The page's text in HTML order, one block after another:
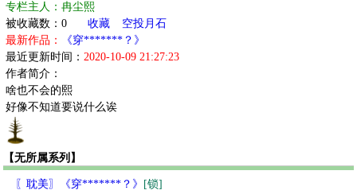
专栏主人：冉尘熙
被收藏数：0
收藏
空投月石
最新作品：
《穿*******？》
最近更新时间： 2020-10-09 21:27:23
作者简介：
啥也不会的熙
好像不知道要说什么诶
【无所属系列】
〖耽美〗《穿*******？》
[锁]